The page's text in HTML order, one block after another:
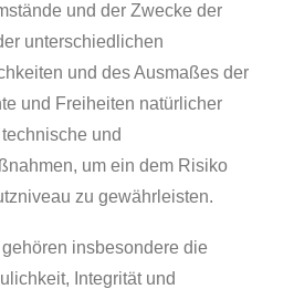
und der Zwecke der
unterschiedlichen
und des Ausmaßes der
und Freiheiten natürlicher
und
um ein dem Risiko
zu gewährleisten.
insbesondere die
Integrität und